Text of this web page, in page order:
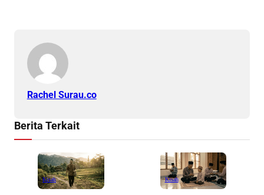
Rachel Surau.co
Berita Terkait
Kisah Kisah